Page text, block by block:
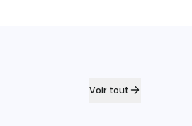
Voir tout